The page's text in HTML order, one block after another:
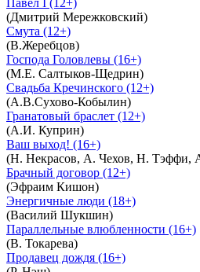
(Дмитрий Мережковский)
Смута (12+)
(В.Жеребцов)
Господа Головлевы (16+)
(М.Е. Салтыков-Щедрин)
Свадьба Кречинского (12+)
(А.В.Сухово-Кобылин)
Гранатовый браслет (12+)
(А.И. Куприн)
Ваш выход! (16+)
(Н. Некрасов, А. Чехов, Н. Тэффи,
Брачный договор (12+)
(Эфраим Кишон)
Энергичные люди (18+)
(Василий Шукшин)
Параллельные влюбленности (16+)
(В. Токарева)
Продавец дождя (16+)